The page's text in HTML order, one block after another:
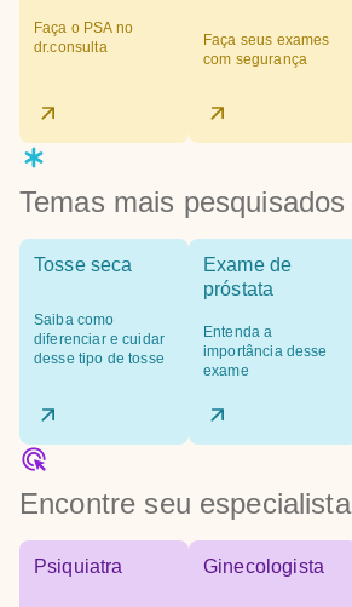
Faça o PSA no
dr.consulta
Faça seus exames
com segurança
Temas mais pesquisados
Tosse seca
Saiba como
diferenciar e cuidar
desse tipo de tosse
Exame de
próstata
Entenda a
importância desse
exame
Encontre seu especialista
Psiquiatra Ginecologista